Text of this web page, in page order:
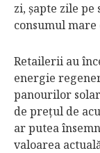
zi, şapte zile
con­sumul
Retailerii au
energie
panourilor
de preţul de
ar putea
valoarea